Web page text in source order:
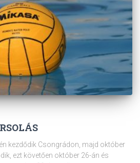
kezdődik Csongrádon, majd október
ezt követően október 26-án és